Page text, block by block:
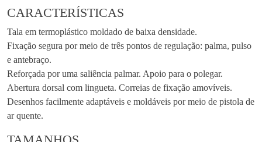
CARACTERÍSTICAS
Tala em termoplástico moldado de baixa densidade.
Fixação segura por meio de três pontos de regulação: palma, pulso
e antebraço.
Reforçada por uma saliência palmar. Apoio para o polegar.
Abertura dorsal com lingueta. Correias de fixação amovíveis.
Desenhos facilmente adaptáveis e moldáveis por meio de pistola de
ar quente.